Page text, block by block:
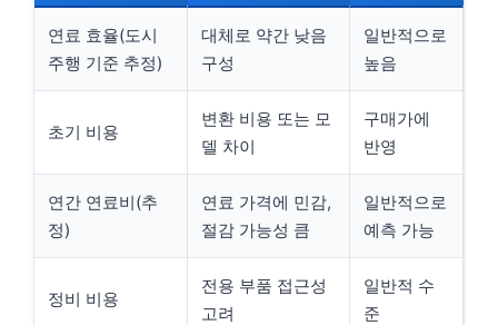
연료 효율(도시
주행 기준 추정)
대체로 약간 낮음
구성
일반적으로
높음
초기 비용
변환 비용 또는 모
델 차이
구매가에
반영
연간 연료비(추
정)
연료 가격에 민감,
절감 가능성 큼
일반적으로
예측 가능
정비 비용
전용 부품 접근성
고려
일반적 수
준